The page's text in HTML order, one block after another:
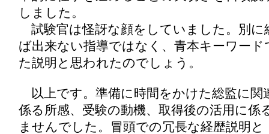
しました。
試験官は怪訝な顔をしていました。別に
ば出来ない指導ではなく、青本キーワー
た説明と思われたのでしょう。
以上です。準備に時間をかけた総監に関
係る所感、受験の動機、取得後の活用に係
ませんでした。冒頭での冗長な経歴説明